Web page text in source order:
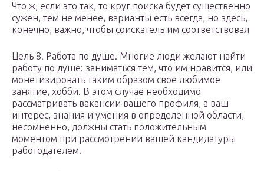
Что ж, если это так, то круг поиска будет существенно
сужен, тем не менее, варианты есть всегда, но здесь,
конечно, важно, чтобы соискатель им соответствовал
Цель 8. Работа по душе. Многие люди желают найти
работу по душе: заниматься тем, что им нравится, или
монетизировать таким образом свое любимое
занятие, хобби. В этом случае необходимо
рассматривать вакансии вашего профиля, а ваш
интерес, знания и умения в определенной области,
несомненно, должны стать положительным
моментом при рассмотрении вашей кандидатуры
работодателем.